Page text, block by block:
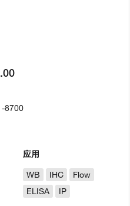
应用
WB
IHC
Flow
ELISA
IP
8700